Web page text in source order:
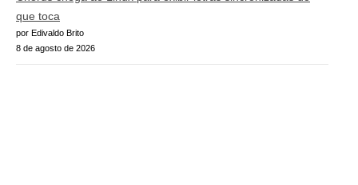
que toca
por Edivaldo Brito
8 de agosto de 2026